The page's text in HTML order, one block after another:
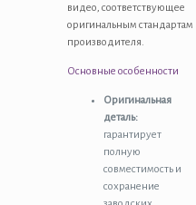
видео, соответствующее
оригинальным стандартам
производителя.
Основные особенности
Оригинальная
деталь:
гарантирует
полную
совместимость и
сохранение